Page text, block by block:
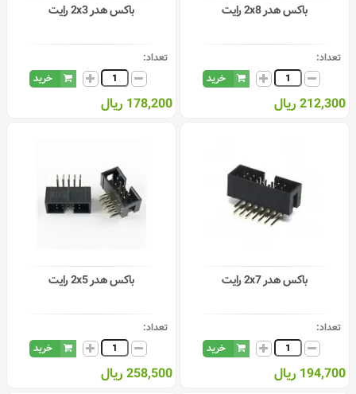
باکس هدر 2x8 رایت
تعداد:
خرید
212,300 ریال
باکس هدر 2x3 رایت
تعداد:
خرید
178,200 ریال
باکس هدر 2x7 رایت
تعداد:
خرید
194,700 ریال
باکس هدر 2x5 رایت
تعداد:
خرید
258,500 ریال